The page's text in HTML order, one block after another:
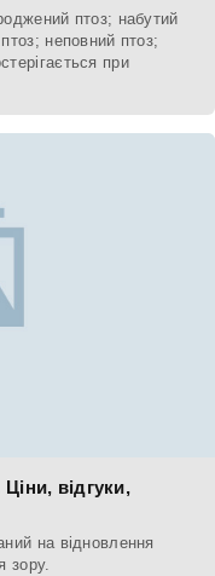
птоз; набутий
неповний птоз;
при
Ціни, відгуки,
на відновлення
зору.